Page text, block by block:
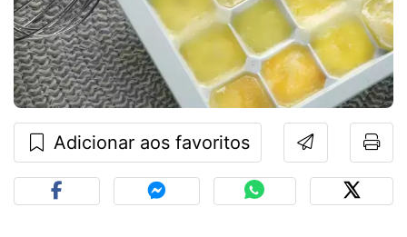
Adicionar aos favoritos